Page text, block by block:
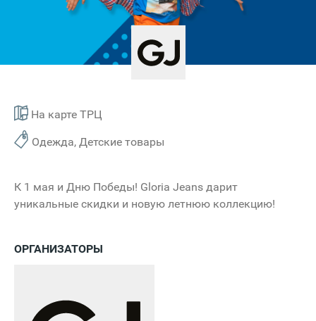
На карте ТРЦ
Одежда, Детские товары
К 1 мая и Дню Победы! Gloria Jeans дарит
уникальные скидки и новую летнюю коллекцию!
ОРГАНИЗАТОРЫ